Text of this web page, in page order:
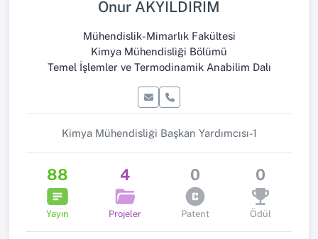
Onur AKYILDIRIM
Mühendislik-Mimarlık Fakültesi
Kimya Mühendisliği Bölümü
Temel İşlemler ve Termodinamik Anabilim Dalı
Kimya Mühendisliği Başkan Yardımcısı-1
88
Yayın
4
Projeler
0
Patent
0
Ödül